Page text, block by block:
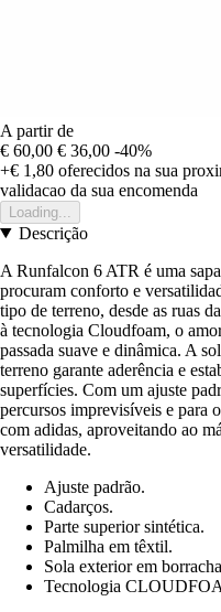
A partir de
€ 60,00 € 36,00 -40%
+€ 1,80 oferecidos na sua
validacao da sua encomenda
Loading...
Descrição
A Runfalcon 6 ATR é uma
procuram conforto e
tipo de terreno, desde as ruas
à tecnologia Cloudfoam, o
passada suave e dinâmica. A
terreno garante aderência e
superfícies. Com um ajuste
percursos imprevisíveis e para
com adidas, aproveitando ao
versatilidade.
Ajuste padrão.
Cadarços.
Parte superior sintética.
Palmilha em têxtil.
Sola exterior em
Tecnologia